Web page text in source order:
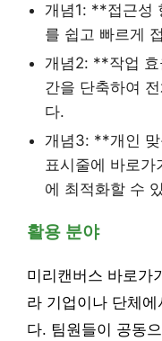
개념1: **접근성
를 쉽고 빠르게
개념2: **작업
간을 단축하여
다.
개념3: **개인
표시줄에 바로가
에 최적화할 수
활용 분야
미리캔버스 바로가
라 기업이나 단체
다. 팀원들이 공동